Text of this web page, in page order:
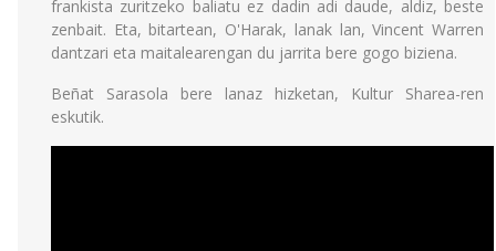
frankista zuritzeko baliatu ez dadin adi daude, aldiz, beste
zenbait. Eta, bitartean, O'Harak, lanak lan, Vincent Warren
dantzari eta maitalearengan du jarrita bere gogo biziena.
Beñat Sarasola bere lanaz hizketan, Kultur Sharea-ren
eskutik.